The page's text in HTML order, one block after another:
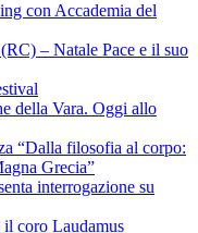
con Accademia del
– Natale Pace e il suo
della Vara. Oggi allo
“Dalla filosofia al corpo:
Grecia”
interrogazione su
coro Laudamus